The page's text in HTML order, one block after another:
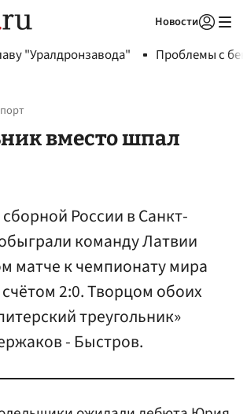
Новости
"Уралдронзавода" Проблемы с
вместо шпал
России в Санкт-
команду Латвии
матче к чемпионату мира
счётом 2:0. Творцом обоих
треугольник»
- Быстров.